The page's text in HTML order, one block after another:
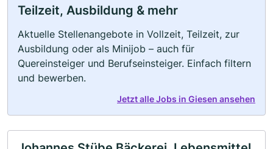
Teilzeit, Ausbildung & mehr
Aktuelle Stellenangebote in Vollzeit, Teilzeit, zur
Ausbildung oder als Minijob – auch für
Quereinsteiger und Berufseinsteiger. Einfach filtern
und bewerben.
Jetzt alle Jobs in Giesen ansehen